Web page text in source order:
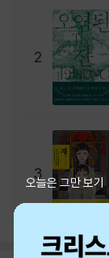
2
3
오늘은 그만 보기